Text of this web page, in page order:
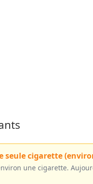
cigarette
une cigarette.